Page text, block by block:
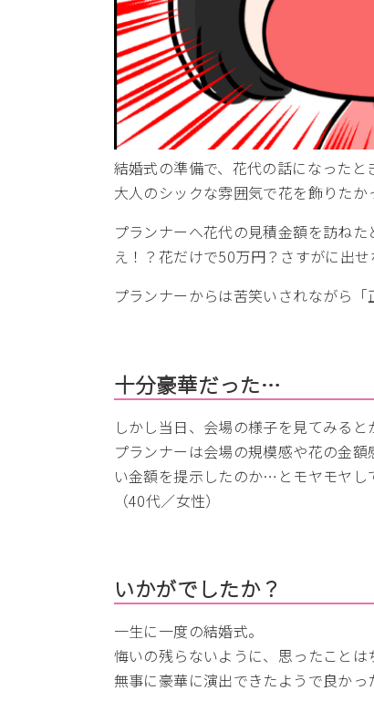
結婚式の準備で、花代の話になったと
大人のシックな雰囲気で花を飾りたか
プランナーへ花代の見積金額を訪ね
え！？花だけで50万円？さすがに出
プランナーからは苦笑いされながら
十分豪華だった…
しかし当日、会場の様子を見てみると
プランナーは会場の規模感や花の金
い金額を提示したのか…とモヤモヤし
（40代／女性）
いかがでしたか？
一生に一度の結婚式。
悔いの残らないように、思ったことは
無事に豪華に演出できたようで良かっ